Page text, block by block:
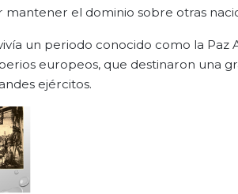
el dominio sobre otras
un periodo conocido como la
europeos, que destinaron una
ejércitos.